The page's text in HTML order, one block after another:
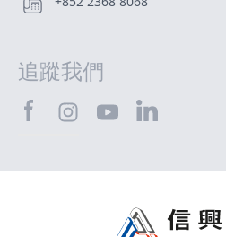
追蹤我們